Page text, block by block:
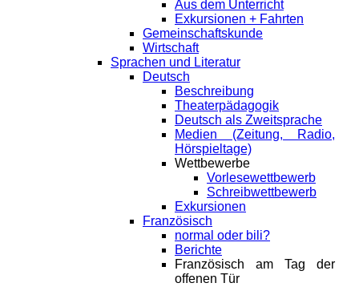
Aus dem Unterricht
Exkursionen + Fahrten
Gemeinschaftskunde
Wirtschaft
Sprachen und Literatur
Deutsch
Beschreibung
Theaterpädagogik
Deutsch als Zweitsprache
Medien (Zeitung, Radio,
Hörspieltage)
Wettbewerbe
Vorlesewettbewerb
Schreibwettbewerb
Exkursionen
Französisch
normal oder bili?
Berichte
Französisch am Tag der
offenen Tür